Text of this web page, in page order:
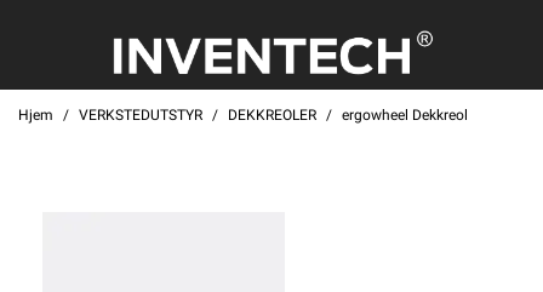
Hjem VERKSTEDUTSTYR DEKKREOLER ergowheel Dekkreol